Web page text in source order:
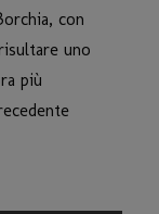
con
uno
più